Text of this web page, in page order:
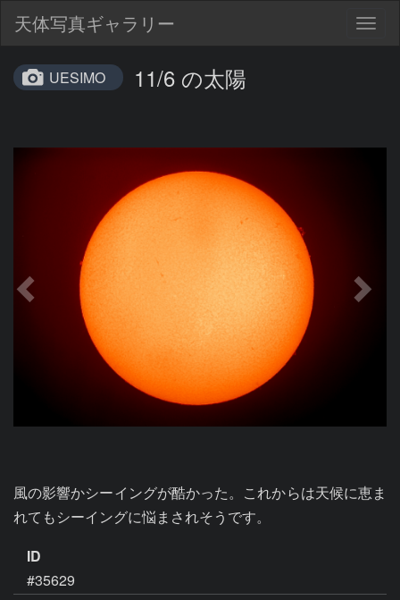
天体写真ギャラリー
UESIMO 11/6 の太陽
風の影響かシーイングが酷かった。これからは天候に恵ま
れてもシーイングに悩まされそうです。
ID
#35629